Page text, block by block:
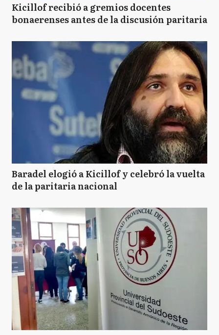
Kicillof recibió a gremios docentes
bonaerenses antes de la discusión paritaria
Baradel elogió a Kicillof y celebró la vuelta
de la paritaria nacional